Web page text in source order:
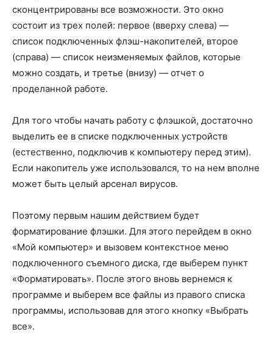
сконцентрированы все возможности. Это окно
состоит из трех полей: первое (вверху слева) —
список подключенных флэш-накопителей, второе
(справа) — список неизменяемых файлов, которые
можно создать, и третье (внизу) — отчет о
проделанной работе.
Для того чтобы начать работу с флэшкой, достаточно
выделить ее в списке подключенных устройств
(естественно, подключив к компьютеру перед этим).
Если накопитель уже использовался, то на нем вполне
может быть целый арсенал вирусов.
Поэтому первым нашим действием будет
форматирование флэшки. Для этого перейдем в окно
«Мой компьютер» и вызовем контекстное меню
подключенного съемного диска, где выберем пункт
«Форматировать». После этого вновь вернемся к
программе и выберем все файлы из правого списка
программы, использовав для этого кнопку «Выбрать
все».